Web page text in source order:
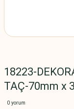
18223-
TAÇ-70mm x
0 yorum